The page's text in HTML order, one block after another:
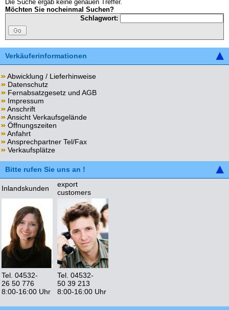
Die Suche ergab keine genauen Treffer.
Möchten Sie nocheinmal Suchen?
Schlagwort:
Verkäuferinformationen
Abwicklung / Lieferhinweise
Datenschutz
Fernabsatzgesetz und AGB
Impressum
Anschrift
Ansicht Verkaufsgelände
Öffnungszeiten
Anfahrt
Ansprechpartner Tel/Fax
Verkaufsplätze
Bitte rufen Sie uns an !
Inlandskunden
export
customers
Tel. 04532-
26 50 776
8:00-16:00 Uhr
Tel. 04532-
50 39 213
8:00-16:00 Uhr